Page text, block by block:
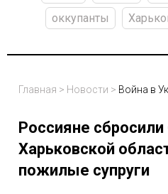
оккупанты
Главная > Новости > Война в
Россияне
Харьковской
пожилые супруги